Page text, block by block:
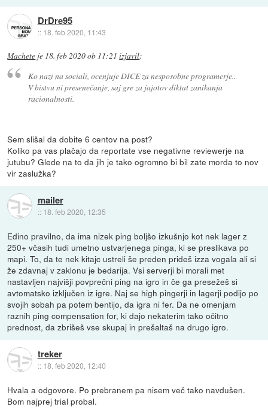
DrDre95
:: 18. feb 2020, 11:43
Machete je 18. feb 2020 ob 11:21 izjavil:
Ko nazi na sociali, ocenjuje DICE za nesposobne programerje..
V bistvu ni presenečanje, saj gre za jajotov diktat zanikanja
racionalnosti.
Sem slišal da dobite 6 centov na post?
Koliko pa vas plačajo da reportate vse negativne reviewerje na
jutubu? Glede na to da jih je tako ogromno bi bil zate morda to nov
vir zaslužka?
mailer
:: 18. feb 2020, 12:35
Edino pravilno, da ima nizek ping boljšo izkušnjo kot nek lager z
250+ včasih tudi umetno ustvarjenega pinga, ki se preslikava po
mapi. To, da te nek kitajc ustreli še preden prideš izza vogala ali si
že zdavnaj v zaklonu je bedarija. Vsi serverji bi morali met
nastavljen najvišji povprečni ping na igro in če ga presežeš si
avtomatsko izključen iz igre. Naj se high pingerji in lagerji podijo po
svojih sobah pa potem bentijo, da igra ni fer. Da ne omenjam
raznih ping compensation for, ki dajo nekaterim tako očitno
prednost, da zbrišeš vse skupaj in prešaltaš na drugo igro.
treker
:: 18. feb 2020, 12:40
Hvala a odgovore. Po prebranem pa nisem več tako navdušen.
Bom najprej trial probal.